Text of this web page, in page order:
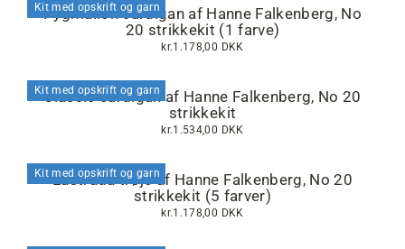
Kit med opskrift og garn
Pygmalion cardigan af Hanne Falkenberg, No
20 strikkekit (1 farve)
kr.1.178,00 DKK
Kit med opskrift og garn
Classic cardigan af Hanne Falkenberg, No 20
strikkekit
kr.1.534,00 DKK
Kit med opskrift og garn
Lastrada trøje af Hanne Falkenberg, No 20
strikkekit (5 farver)
kr.1.178,00 DKK